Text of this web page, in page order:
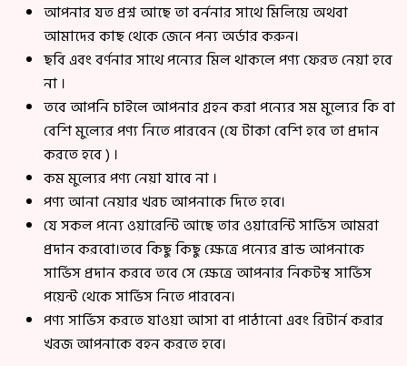
আপনার যত প্রশ্ন আছে তা বর্ননার সাথে মিলিয়ে অথবা
আমাদের কাছ থেকে জেনে পন্য অর্ডার করুন।
ছবি এবং বর্ণনার সাথে পন্যের মিল থাকলে পণ্য ফেরত নেয়া হবে
না ।
তবে আপনি চাইলে আপনার গ্রহন করা পন্যের সম মুল্যের কি বা
বেশি মুল্যের পণ্য নিতে পারবেন (যে টাকা বেশি হবে তা প্রদান
করতে হবে ) ।
কম মুল্যের পণ্য নেয়া যাবে না ।
পণ্য আনা নেয়ার খরচ আপনাকে দিতে হবে।
যে সকল পন্যে ওয়ারেন্টি আছে তার ওয়ারেন্টি সার্ভিস আমরা
প্রদান করবো।তবে কিছু কিছু ক্ষেত্রে পন্যের ব্রান্ড আপনাকে
সার্ভিস প্রদান করবে তবে সে ক্ষেত্রে আপনার নিকটস্থ সার্ভিস
পয়েন্ট থেকে সার্ভিস নিতে পারবেন।
পণ্য সার্ভিস করতে যাওয়া আসা বা পাঠানো এবং রিটার্ন করার
খরজ আপনাকে বহন করতে হবে।